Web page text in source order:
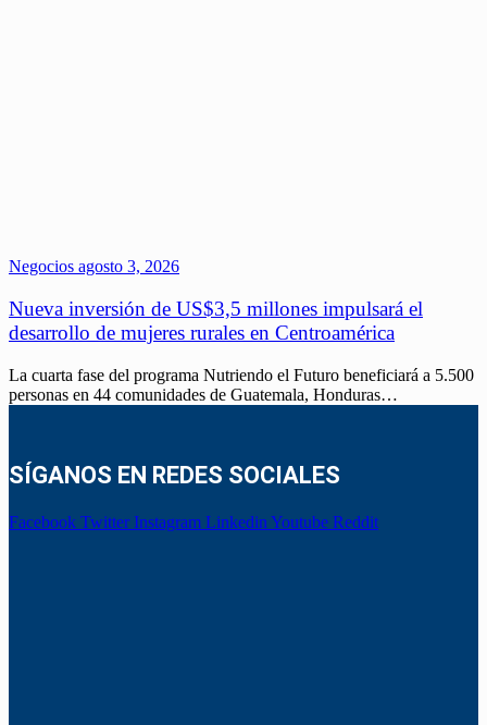
Negocios agosto 3, 2026
Nueva inversión de US$3,5 millones impulsará el
desarrollo de mujeres rurales en Centroamérica
La cuarta fase del programa Nutriendo el Futuro beneficiará a 5.500
personas en 44 comunidades de Guatemala, Honduras…
SÍGANOS EN REDES SOCIALES
Facebook Twitter Instagram Linkedin Youtube Reddit